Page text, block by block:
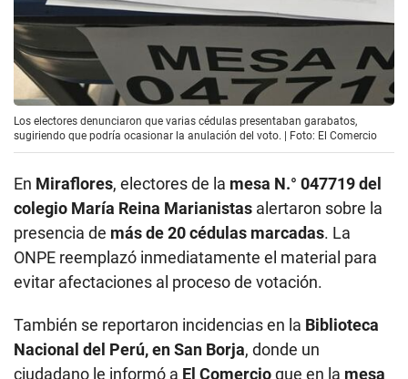
Los electores denunciaron que varias cédulas presentaban garabatos,
sugiriendo que podría ocasionar la anulación del voto. | Foto: El Comercio
En Miraflores, electores de la mesa N.° 047719 del
colegio María Reina Marianistas alertaron sobre la
presencia de más de 20 cédulas marcadas. La
ONPE reemplazó inmediatamente el material para
evitar afectaciones al proceso de votación.
También se reportaron incidencias en la Biblioteca
Nacional del Perú, en San Borja, donde un
ciudadano le informó a El Comercioque en la mesa